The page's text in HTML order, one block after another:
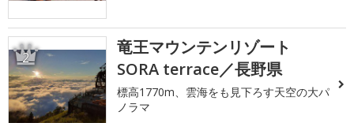
2
竜王マウンテンリゾート
SORA terrace／長野県
標高1770m、雲海をも見下ろす天空の大パ
ノラマ